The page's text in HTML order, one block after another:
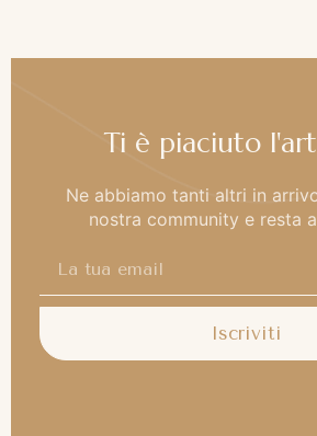
Ti è piaciuto
Ne abbiamo tanti altri in
nostra community e resta
Iscriviti